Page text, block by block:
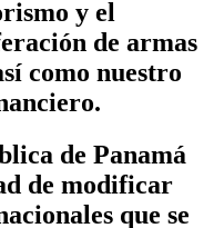
y el
de armas
como nuestro
de Panamá
de modificar
que se